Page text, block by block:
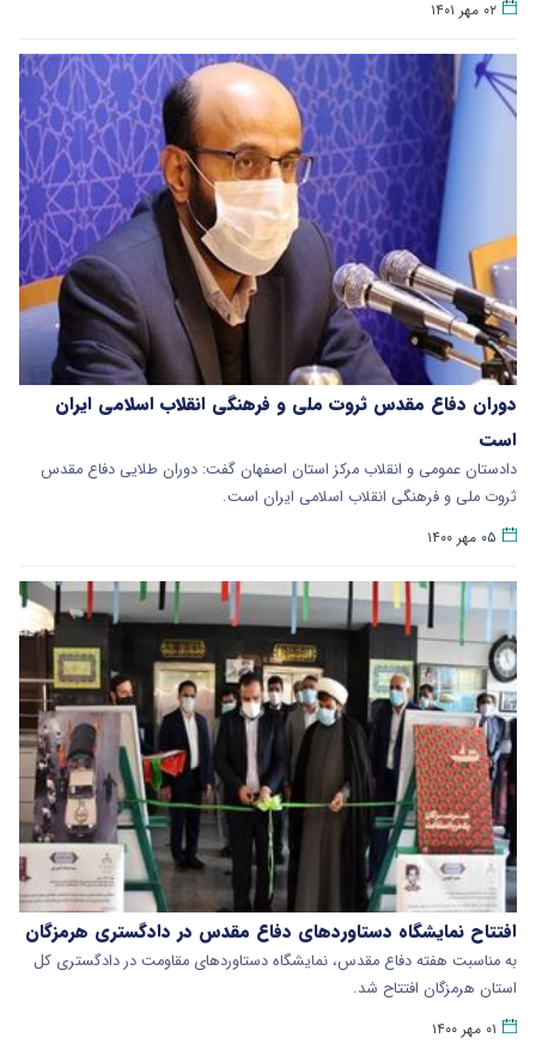
۰۲ مهر ۱۴۰۱
دوران دفاع مقدس ثروت ملی و فرهنگی انقلاب اسلامی ایران
است
دادستان عمومی و انقلاب مرکز استان اصفهان گفت: دوران طلایی دفاع مقدس
ثروت ملی و فرهنگی انقلاب اسلامی ایران است.
۰۵ مهر ۱۴۰۰
افتتاح نمایشگاه دستاوردهای دفاع مقدس در دادگستری هرمزگان
به مناسبت هفته دفاع مقدس، نمایشگاه دستاوردهای مقاومت در دادگستری کل
استان هرمزگان افتتاح شد.
۰۱ مهر ۱۴۰۰